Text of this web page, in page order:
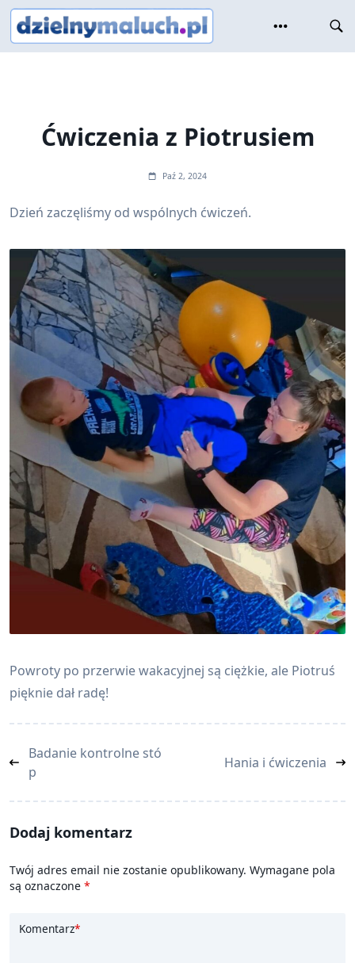
Skip
content
Ćwiczenia z Piotrusiem
Paź 2, 2024
Dzień zaczęliśmy od wspólnych ćwiczeń.
Powroty po przerwie wakacyjnej są ciężkie, ale Piotruś
pięknie dał radę!
<span
class="nav-
reader-
Badanie kontrolne stó
p
Hania i ćwiczenia
Dodaj komentarz
Twój adres email nie zostanie opublikowany. Wymagane pola
są oznaczone *
Komentarz*